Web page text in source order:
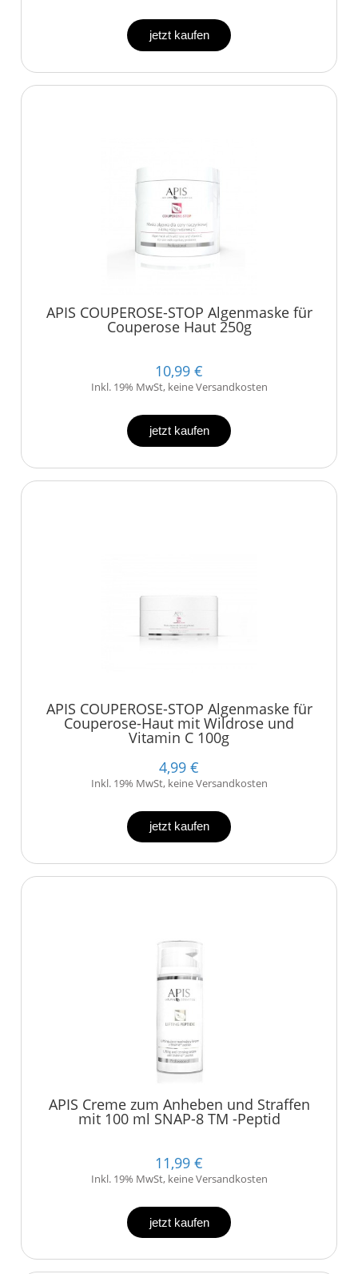
jetzt kaufen
APIS COUPEROSE-STOP Algenmaske für
Couperose Haut 250g
10,99 €
Inkl. 19% MwSt, keine Versandkosten
jetzt kaufen
APIS COUPEROSE-STOP Algenmaske für
Couperose-Haut mit Wildrose und
Vitamin C 100g
4,99 €
Inkl. 19% MwSt, keine Versandkosten
jetzt kaufen
APIS Creme zum Anheben und Straffen
mit 100 ml SNAP-8 TM -Peptid
11,99 €
Inkl. 19% MwSt, keine Versandkosten
jetzt kaufen